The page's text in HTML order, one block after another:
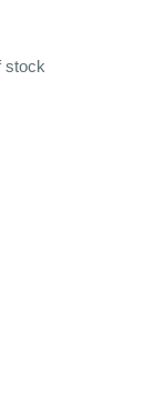
stock